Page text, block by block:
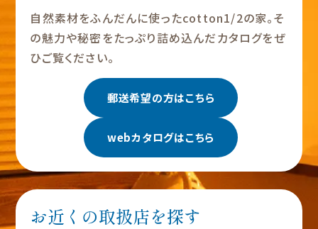
自然素材をふんだんに使ったcotton1/2の家。そ
の魅力や秘密をたっぷり詰め込んだカタログをぜ
ひご覧ください。
郵送希望の方はこちら
webカタログはこちら
お近くの取扱店を探す